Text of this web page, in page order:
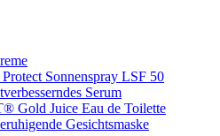
Sonnenspray LSF 50
Serum
Gold Juice Eau de Toilette
Gesichtsmaske